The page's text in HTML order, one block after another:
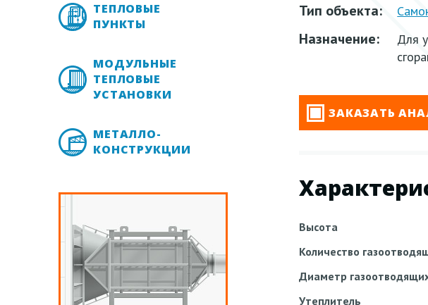
ТЕПЛОВЫЕ
ПУНКТЫ
МОДУЛЬНЫЕ
ТЕПЛОВЫЕ
УСТАНОВКИ
МЕТАЛЛО-
КОНСТРУКЦИИ
Тип объекта:
Назначение:
Для
ЗАКАЗАТЬ
Высота
Количество
Диаметр
Утеплитель